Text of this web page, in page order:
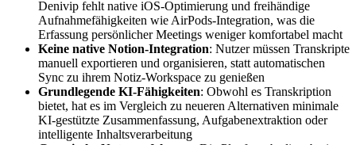
Denivip fehlt native iOS-Optimierung und freihändige
Aufnahmefähigkeiten wie AirPods-Integration, was die
Erfassung persönlicher Meetings weniger komfortabel macht
Keine native Notion-Integration: Nutzer müssen Transkripte
manuell exportieren und organisieren, statt automatischen
Sync zu ihrem Notiz-Workspace zu genießen
Grundlegende KI-Fähigkeiten: Obwohl es Transkription
bietet, hat es im Vergleich zu neueren Alternativen minimale
KI-gestützte Zusammenfassung, Aufgabenextraktion oder
intelligente Inhaltsverarbeitung